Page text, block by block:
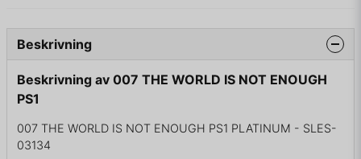
Beskrivning
Beskrivning av 007 THE WORLD IS NOT ENOUGH
PS1
007 THE WORLD IS NOT ENOUGH PS1 PLATINUM - SLES-
03134